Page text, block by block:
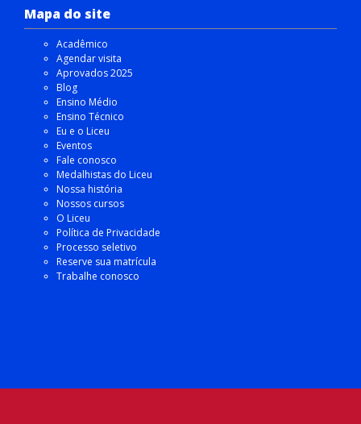
Mapa do site
Acadêmico
Agendar visita
Aprovados 2025
Blog
Ensino Médio
Ensino Técnico
Eu e o Liceu
Eventos
Fale conosco
Medalhistas do Liceu
Nossa história
Nossos cursos
O Liceu
Política de Privacidade
Processo seletivo
Reserve sua matrícula
Trabalhe conosco